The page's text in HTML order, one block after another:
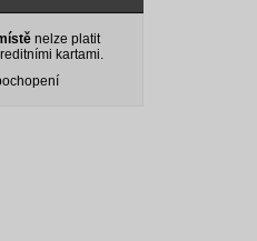
nelze platit
kartami.